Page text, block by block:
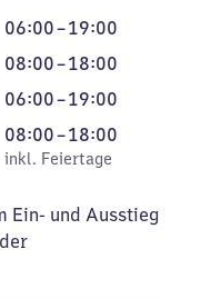
06:00–19:00
Von
6
bis
19
Uhr
08:00–18:00
Von
8
bis
18
06:00–19:00
Von
6
Uhr
19
Uhr
08:00–18:00
Von
8
bis
18
inkl. Feiertage
Ein- und Ausstieg